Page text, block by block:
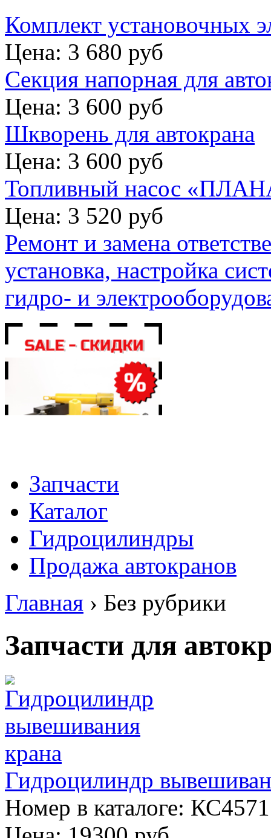
Комплект установочных
Цена: 3 680 руб
Секция напорная для
Цена: 3 600 руб
Шкворень для автокрана
Цена: 3 600 руб
Топливный насос
Цена: 3 520 руб
Ремонт и замена
установка, настройка
гидро- и
Запчасти
Каталог
Гидроцилиндры
Продажа автокранов
Главная › Без рубрики
Запчасти для
Гидроцилиндр
Номер в каталоге: